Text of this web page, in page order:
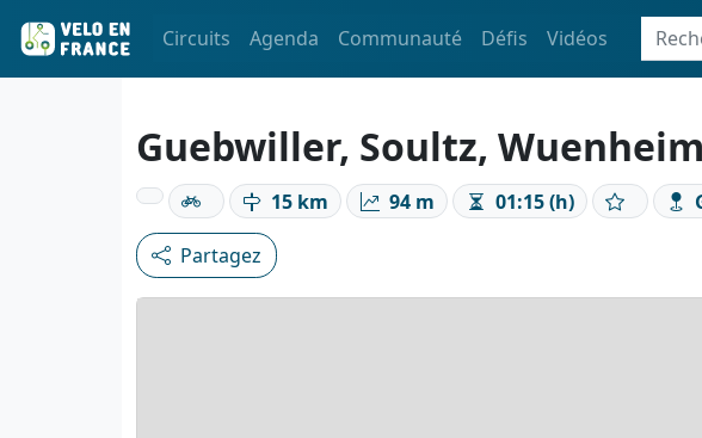
Circuits Agenda Communauté Défis Vidéos
Guebwiller, Soultz,
15 km 94 m 01:15 (h)
Partagez